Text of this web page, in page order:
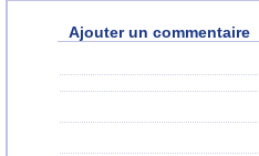
Ajouter un commentaire